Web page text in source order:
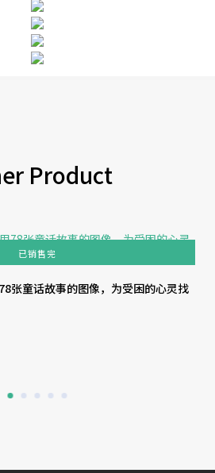
Product
已销售完
张童话故事的图像，为受困的心灵找